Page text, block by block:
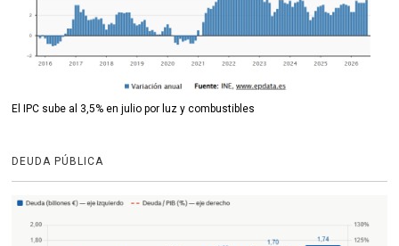
El IPC sube al 3,5% en julio por luz y combustibles
DEUDA PÚBLICA